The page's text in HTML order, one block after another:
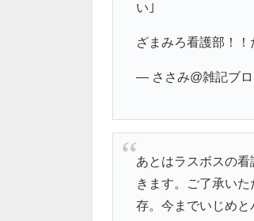
い｣
ざまみろ看護部！
— ささみ@雑記ブ
あとはラスボスの
きます。ご了承い
存。今までいじめと